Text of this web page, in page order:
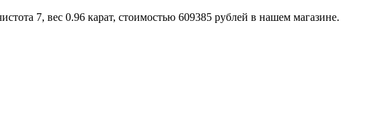
7, вес 0.96 карат, стоимостью 609385 рублей в нашем магазине.